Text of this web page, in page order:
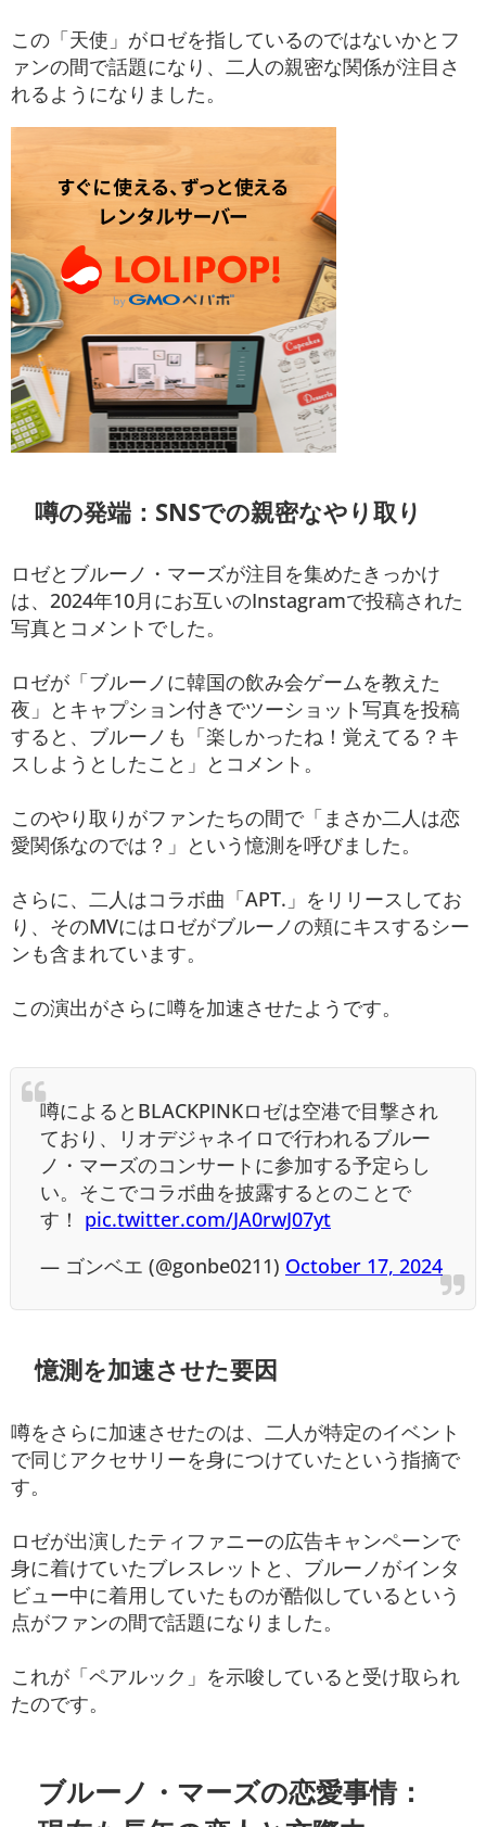
この「天使」がロゼを指しているのではないかとフ
ァンの間で話題になり、二人の親密な関係が注目さ
れるようになりました。
噂の発端：SNSでの親密なやり取り
ロゼとブルーノ・マーズが注目を集めたきっかけ
は、2024年10月にお互いのInstagramで投稿された
写真とコメントでした。
ロゼが「ブルーノに韓国の飲み会ゲームを教えた
夜」とキャプション付きでツーショット写真を投稿
すると、ブルーノも「楽しかったね！覚えてる？キ
スしようとしたこと」とコメント。
このやり取りがファンたちの間で「まさか二人は恋
愛関係なのでは？」という憶測を呼びました。
さらに、二人はコラボ曲「APT.」をリリースしてお
り、そのMVにはロゼがブルーノの頬にキスするシー
ンも含まれています。
この演出がさらに噂を加速させたようです。
噂によるとBLACKPINKロゼは空港で目撃され
ており、リオデジャネイロで行われるブルー
ノ・マーズのコンサートに参加する予定らし
い。そこでコラボ曲を披露するとのことで
す！ pic.twitter.com/JA0rwJ07yt
— ゴンベエ (@gonbe0211) October 17, 2024
憶測を加速させた要因
噂をさらに加速させたのは、二人が特定のイベント
で同じアクセサリーを身につけていたという指摘で
す。
ロゼが出演したティファニーの広告キャンペーンで
身に着けていたブレスレットと、ブルーノがインタ
ビュー中に着用していたものが酷似しているという
点がファンの間で話題になりました。
これが「ペアルック」を示唆していると受け取られ
たのです。
ブルーノ・マーズの恋愛事情：